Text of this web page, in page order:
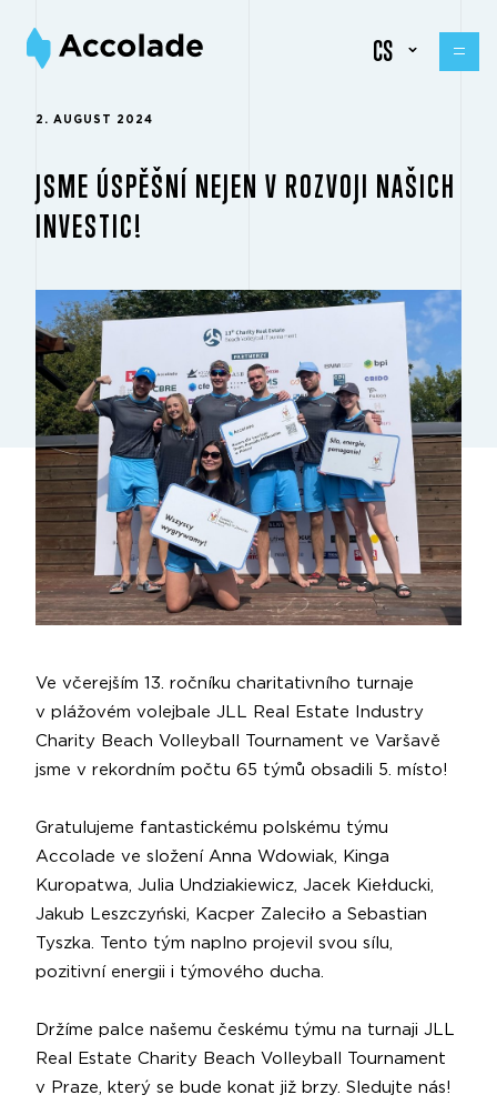
CS
2. AUGUST 2024
JSME ÚSPĚŠNÍ NEJEN V ROZVOJI NAŠICH
INVESTIC!
Ve včerejším 13. ročníku charitativního turnaje
v plážovém volejbale JLL Real Estate Industry
Charity Beach Volleyball Tournament ve Varšavě
jsme v rekordním počtu 65 týmů obsadili 5. místo!
Gratulujeme fantastickému polskému týmu
Accolade ve složení Anna Wdowiak, Kinga
Kuropatwa, Julia Undziakiewicz, Jacek Kiełducki,
Jakub Leszczyński, Kacper Zaleciło a Sebastian
Tyszka. Tento tým naplno projevil svou sílu,
pozitivní energii i týmového ducha.
Držíme palce našemu českému týmu na turnaji JLL
Real Estate Charity Beach Volleyball Tournament
v Praze, který se bude konat již brzy. Sledujte nás!